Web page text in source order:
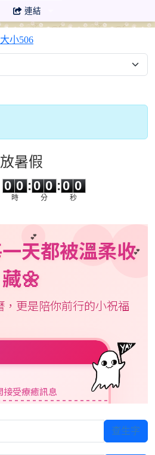
連結
114 學年度 北大小506
放暑假
0
0
0
0
時
:
0
0 0
分
:0 0
秒
查生字